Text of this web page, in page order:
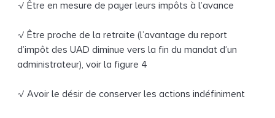
√ Être en mesure de payer leurs impôts à l’avance
√ Être proche de la retraite (l’avantage du report
d’impôt des UAD diminue vers la fin du mandat d’un
administrateur), voir la figure 4
√ Avoir le désir de conserver les actions indéfiniment